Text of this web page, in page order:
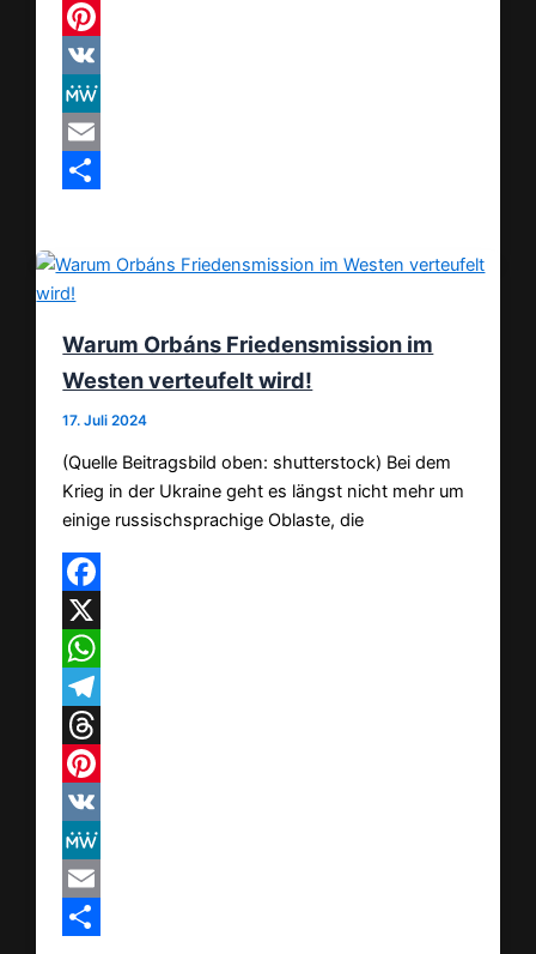
Threads
Pinterest
VK
MeWe
Email
Warum Orbáns Friedensmission im
Westen verteufelt wird!
17. Juli 2024
(Quelle Beitragsbild oben: shutterstock) Bei dem
Krieg in der Ukraine geht es längst nicht mehr um
einige russischsprachige Oblaste, die
Facebook
X
WhatsApp
Telegram
Threads
Pinterest
VK
MeWe
Email